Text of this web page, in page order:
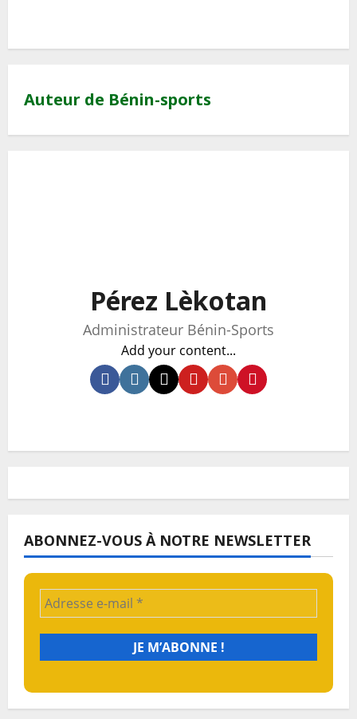
Auteur de Bénin-sports
Pérez Lèkotan
Administrateur Bénin-Sports
Add your content...
ABONNEZ-VOUS À NOTRE NEWSLETTER